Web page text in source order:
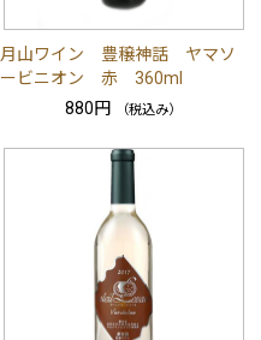
月山ワイン 豊穣神話 ヤマソ
ービニオン 赤 360ml
880円
（税込み）